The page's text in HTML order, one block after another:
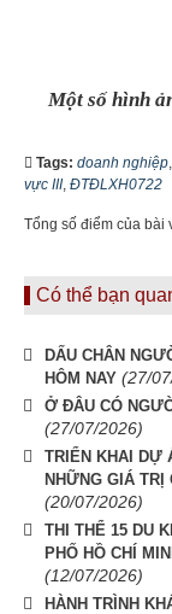
Một số hình
Tags: doanh nghiệp,
vực III, ĐTĐLXH0722
Tổng số điểm của bài
Có thể bạn
DẤU CHÂN
HÔM NAY (27/
Ở ĐÂU CÓ
(27/07/2026)
TRIỂN KHAI DỰ
NHỮNG GIÁ TRỊ
(20/07/2026)
THI THỂ 15 DU
PHỐ HỒ CHÍ
(12/07/2026)
HÀNH TRÌNH